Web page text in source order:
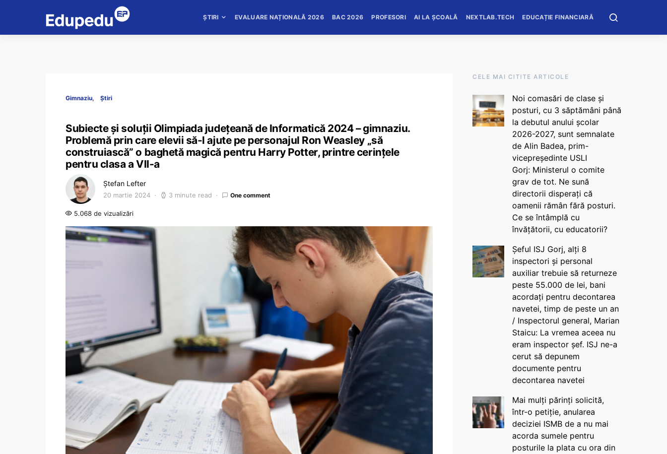
ȘTIRI EVALUARE NAȚIONALĂ 2026 BAC 2026 PROFESORI AI LA ȘCOALĂ NEXTLAB.TECH EDUCAȚIE FINANCIARĂ
Gimnaziu Știri
Subiecte și soluții Olimpiada județeană de Informatică 2024 – gimnaziu.
Problemă prin care elevii să-l ajute pe personajul Ron Weasley „să
construiască” o baghetă magică pentru Harry Potter, printre cerințele
pentru clasa a VII-a
Ștefan Lefter
20 martie 2024 3 minute read One comment
5.068 de vizualizări
CELE MAI CITITE ARTICOLE
Noi comasări de clase și
posturi, cu 3 săptămâni până
la debutul anului școlar
2026-2027, sunt semnalate
de Alin Badea, prim-
vicepreședinte USLI
Gorj: Ministerul o comite
grav de tot. Ne sună
directorii disperați că
oamenii rămân fără posturi.
Ce se întâmplă cu
învățătorii, cu educatorii?
Șeful ISJ Gorj, alți 8
inspectori și personal
auxiliar trebuie să returneze
peste 55.000 de lei, bani
acordați pentru decontarea
navetei, timp de peste un an
/ Inspectorul general, Marian
Staicu: La vremea aceea nu
eram inspector șef. ISJ ne-a
cerut să depunem
documente pentru
decontarea navetei
Mai mulți părinți solicită,
într-o petiție, anularea
deciziei ISMB de a nu mai
acorda sumele pentru
posturile la plata cu ora din